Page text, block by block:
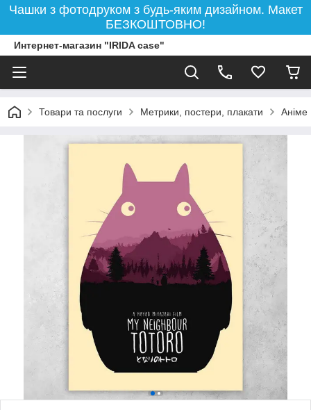
Чашки з фотодруком з будь-яким дизайном. Макет
БЕЗКОШТОВНО!
Интернет-магазин "IRIDA case"
Товари та послуги Метрики, постери, плакати Аніме